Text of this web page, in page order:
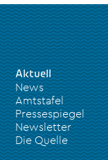
Aktuell
News
Amtstafel
Pressespiegel
Newsletter
Die Quelle